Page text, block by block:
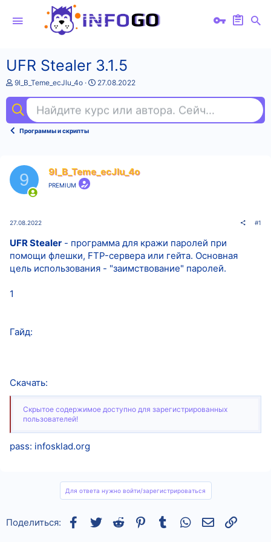
UFR Stealer 3.1.5
А
т
о
т
9l_B_Teme_ecJlu_4o
Д
а
н
а
27.08.2022
Найдите курс или автора. Сейчас ищут
Программы и скрипты
9 9l_B_Teme_ecJlu_4o
PREMIUM
27.08.2022 #1
UFR Stealer - программа для кражи паролей при
помощи флешки, FTP-сервера или гейта. Основная
цель использования - "заимствование" паролей.
1
Гайд:
Скачать:
Скрытое содержимое доступно для зарегистрированных
пользователей!
pass: infosklad.org
Для ответа нужно войти/зарегистрироваться
Поделиться: Facebook
TwitterReddit Pinterest
Tumblr WhatsAppСсылка